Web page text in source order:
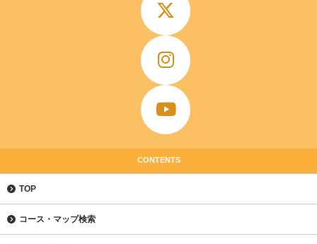
CONTENTS
TOP
コース・マップ検索